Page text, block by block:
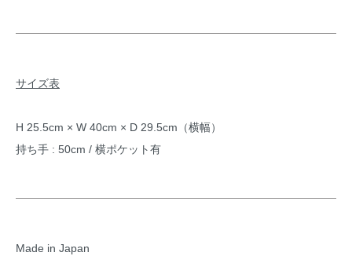
サイズ表
H 25.5cm × W 40cm × D 29.5cm（横幅）
持ち手 : 50cm / 横ポケット有
Made in Japan